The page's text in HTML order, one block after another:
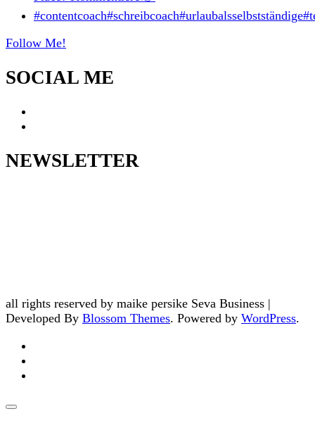
Follow Me!
SOCIAL ME
NEWSLETTER
all rights reserved by maike persike Seva Business |
Developed By Blossom Themes. Powered by WordPress.